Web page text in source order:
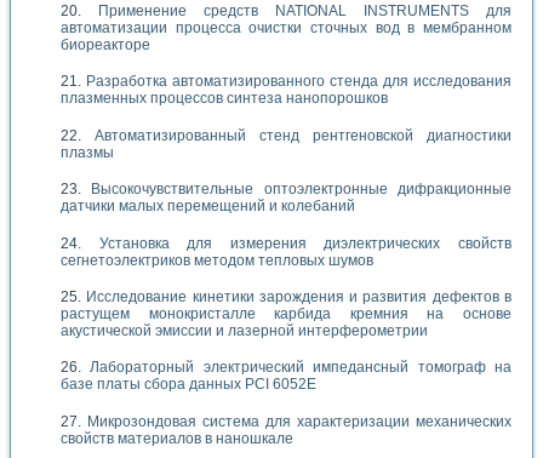
Применение средств NATIONAL INSTRUMENTS для
автоматизации процесса очистки сточных вод в мембранном
биореакторе
Разработка автоматизированного стенда для исследования
плазменных процессов синтеза нанопорошков
Автоматизированный стенд рентгеновской диагностики
плазмы
Высокочувствительные оптоэлектронные дифракционные
датчики малых перемещений и колебаний
Установка для измерения диэлектрических свойств
сегнетоэлектриков методом тепловых шумов
Исследование кинетики зарождения и развития дефектов в
растущем монокристалле карбида кремния на основе
акустической эмиссии и лазерной интерферометрии
Лабораторный электрический импедансный томограф на
базе платы сбора данных PCI 6052E
Микрозондовая система для характеризации механических
свойств материалов в наношкале